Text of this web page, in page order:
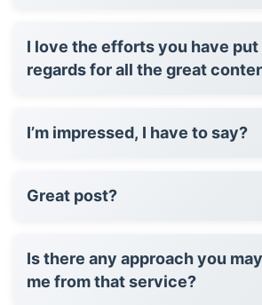
I love the efforts you have put
regards for all the great
I’m impressed, I have to say?
Great post?
Is there any approach you
me from that service?